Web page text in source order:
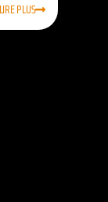
LIRE PLUS